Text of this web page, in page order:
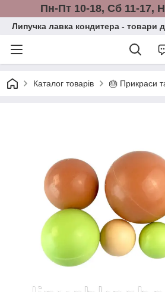
Пн-Пт 10-18, Сб 11-17,
Липучка лавка кондитера - товари
Каталог товарів 🎂 Прикраси